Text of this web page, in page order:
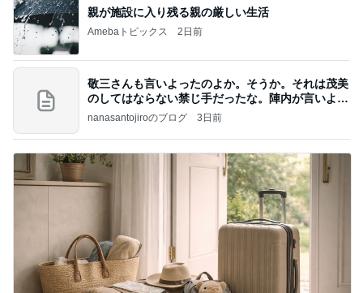
親が施設に入り残る親の厳しい生活
Amebaトピックス 2日前
敬三さんも言いよったのよか。そうか。それは茂美
のしてはならない禁じ手だったな。陣内が言いよる
のよ
nanasantojiroのブログ 3日前